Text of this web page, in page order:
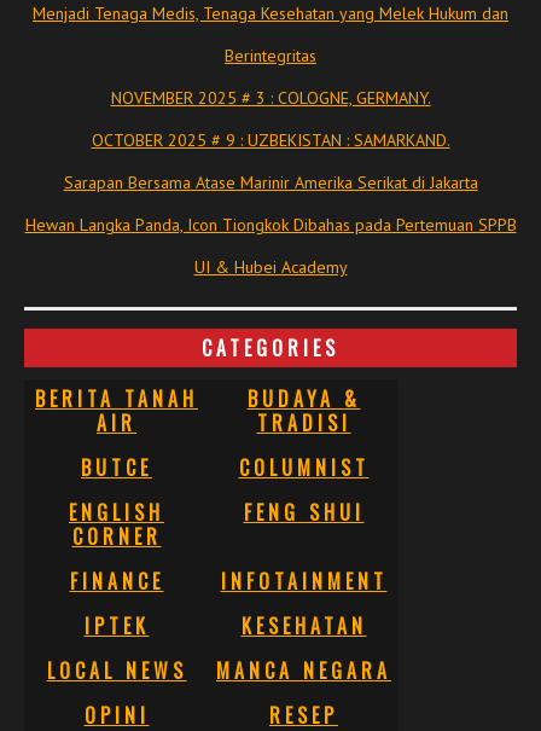
Menjadi Tenaga Medis, Tenaga Kesehatan yang Melek Hukum dan
Berintegritas
NOVEMBER 2025 # 3 : COLOGNE, GERMANY.
OCTOBER 2025 # 9 : UZBEKISTAN : SAMARKAND.
Sarapan Bersama Atase Marinir Amerika Serikat di Jakarta
Hewan Langka Panda, Icon Tiongkok Dibahas pada Pertemuan SPPB
UI & Hubei Academy
CATEGORIES
BERITA TANAH
AIR
BUDAYA &
TRADISI
BUTCE
COLUMNIST
ENGLISH
CORNER
FENG SHUI
FINANCE
INFOTAINMENT
IPTEK
KESEHATAN
LOCAL NEWS
MANCA NEGARA
OPINI
RESEP